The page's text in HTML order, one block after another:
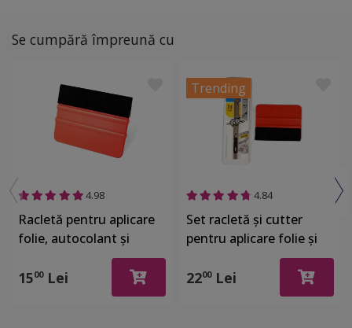
Se cumpără împreună cu
4.98
Racletă pentru aplicare
folie, autocolant şi
stickere, din plastic cu o
latură cu pâslă
1500Lei
Trending
4.84
Set racletă şi cutter
pentru aplicare folie şi
2200Lei